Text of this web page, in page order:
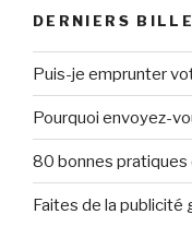
DERNIERS
Puis-je emprunter
Pourquoi envoyez-
80 bonnes
Faites de la